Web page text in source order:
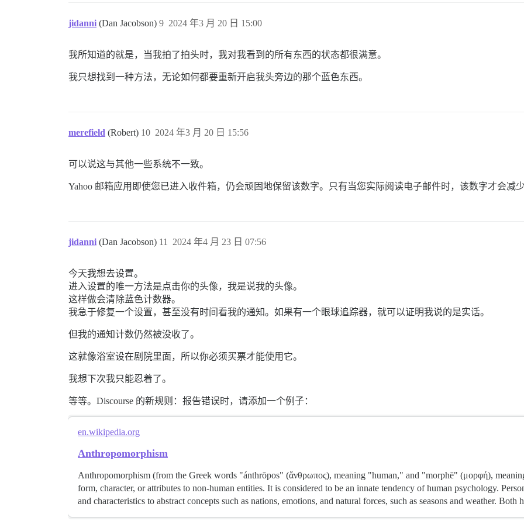
jidanni (Dan Jacobson) 2024 年3 月 20 日 15:00
9
我所知道的就是，当我拍了拍头时，我对我看到的所有东西的状态都很满意。
我只想找到一种方法，无论如何都要重新开启我头旁边的那个蓝色东西。
merefield (Robert) 2024 年3 月 20 日 15:56
10
可以说这与其他一些系统不一致。
Yahoo 邮箱应用即使您已进入收件箱，仍会顽固地保留该数字。只有当您实际阅读电子邮件时，该数字才会减
jidanni (Dan Jacobson) 2024 年4 月 23 日 07:56
11
今天我想去设置。
进入设置的唯一方法是点击你的头像，我是说我的头像。
这样做会清除蓝色计数器。
我急于修复一个设置，甚至没有时间看我的通知。如果有一个眼球追踪器，就可以证明我说的是实话。
但我的通知计数仍然被没收了。
这就像浴室设在剧院里面，所以你必须买票才能使用它。
我想下次我只能忍着了。
等等。Discourse 的新规则：报告错误时，请添加一个例子：
en.wikipedia.org
Anthropomorphism
Anthropomorphism (from the Greek words "ánthrōpos" (ἄνθρωπος), meaning "human," and "morphē" (μορφή),
form, character, or attributes to non-human entities. It is considered to be an innate tendency of human psychology.
and characteristics to abstract concepts such as nations, emotions, and natural forces, such as seasons and weather.